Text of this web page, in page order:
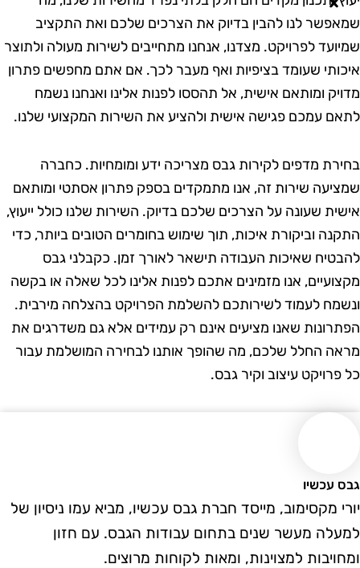
לנו להבין בדיוק את הצרכים שלכם ואת התקציב
לפרויקט. מצדנו, אנחנו מתחייבים לשירות מעולה ולתוצר
שעומד בציפיות ואף מעבר לכך. אם אתם מחפשים פתרון
ומותאם אישית, אל תהססו לפנות אלינו ואנחנו נשמח
עמכם פגישה אישית ולהציע את השירות המקצועי שלנו.
מדפים לקירות גבס מצריכה ידע ומומחיות. כחברה
שירות זה, אנו מתמקדים בספק פתרון אסתטי ומותאם
שעונה על הצרכים שלכם בדיוק. השירות שלנו כולל ייעוץ,
וביקורת איכות, תוך שימוש בחומרים הטובים ביותר, כדי
שאיכות העבודה תישאר לאורך זמן. כקבלני גבס
אנו מזמינים אתכם לפנות אלינו לכל שאלה או בקשה
לעמוד לשירותכם להשלמת הפרויקט בהצלחה מירבית.
שאנו מציעים אינם רק עמידים אלא גם משדרגים את
החלל שלכם, מה שהופך אותנו לבחירה המושלמת עבור
פרויקט עיצוב וקיר גבס.
עכשיו
מקסימוב, מייסד חברת גבס עכשיו, מביא עמו ניסיון של
מעשר שנים בתחום עבודות הגבס. עם חזון
למצוינות, ומאות לקוחות מרוצים.